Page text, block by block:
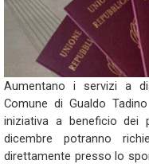
Aumentano i servizi a
Comune di Gualdo
iniziativa a beneficio dei
dicembre potranno
direttamente presso lo